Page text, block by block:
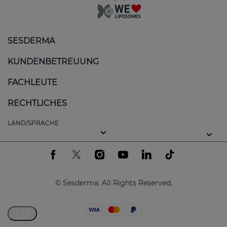
SESDERMA
KUNDENBETREUUNG
FACHLEUTE
RECHTLICHES
LAND/SPRACHE
© Sesderma. All Rights Reserved.